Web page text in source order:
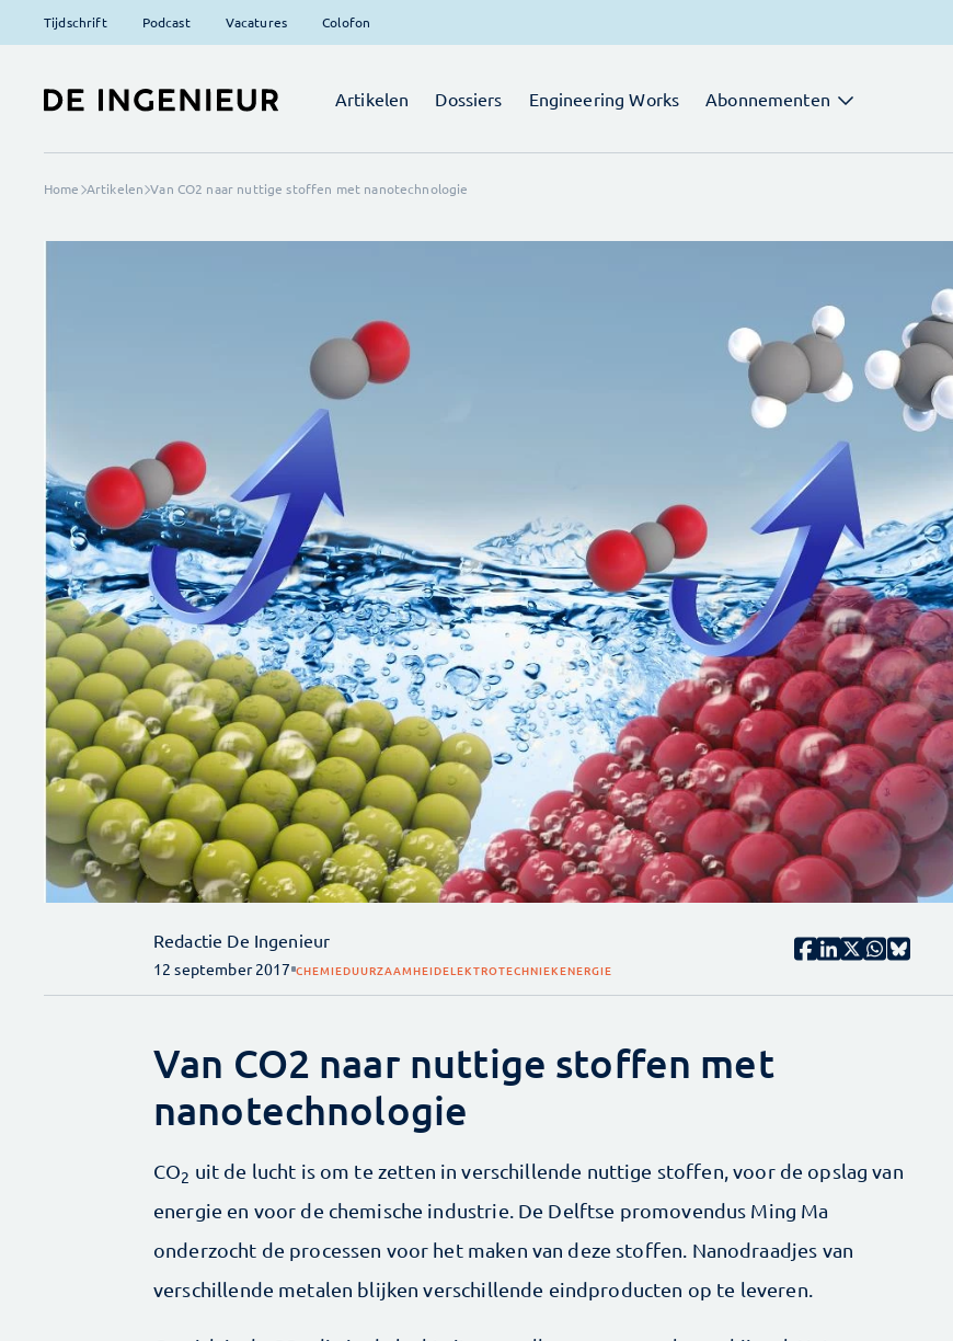
Tijdschrift Podcast Vacatures Colofon
Artikelen Dossiers Engineering Works Abonnementen
Home Artikelen Van CO2 naar nuttige stoffen met nanotechnologie
Redactie De Ingenieur
12 september 2017 CHEMIEDUURZAAMHEIDELEKTROTECHNIEKENERGIE
Van CO2 naar nuttige stoffen met
nanotechnologie
CO2 uit de lucht is om te zetten in verschillende nuttige stoffen, voor de opslag van
energie en voor de chemische industrie. De Delftse promovendus Ming Ma
onderzocht de processen voor het maken van deze stoffen. Nanodraadjes van
verschillende metalen blijken verschillende eindproducten op te leveren.